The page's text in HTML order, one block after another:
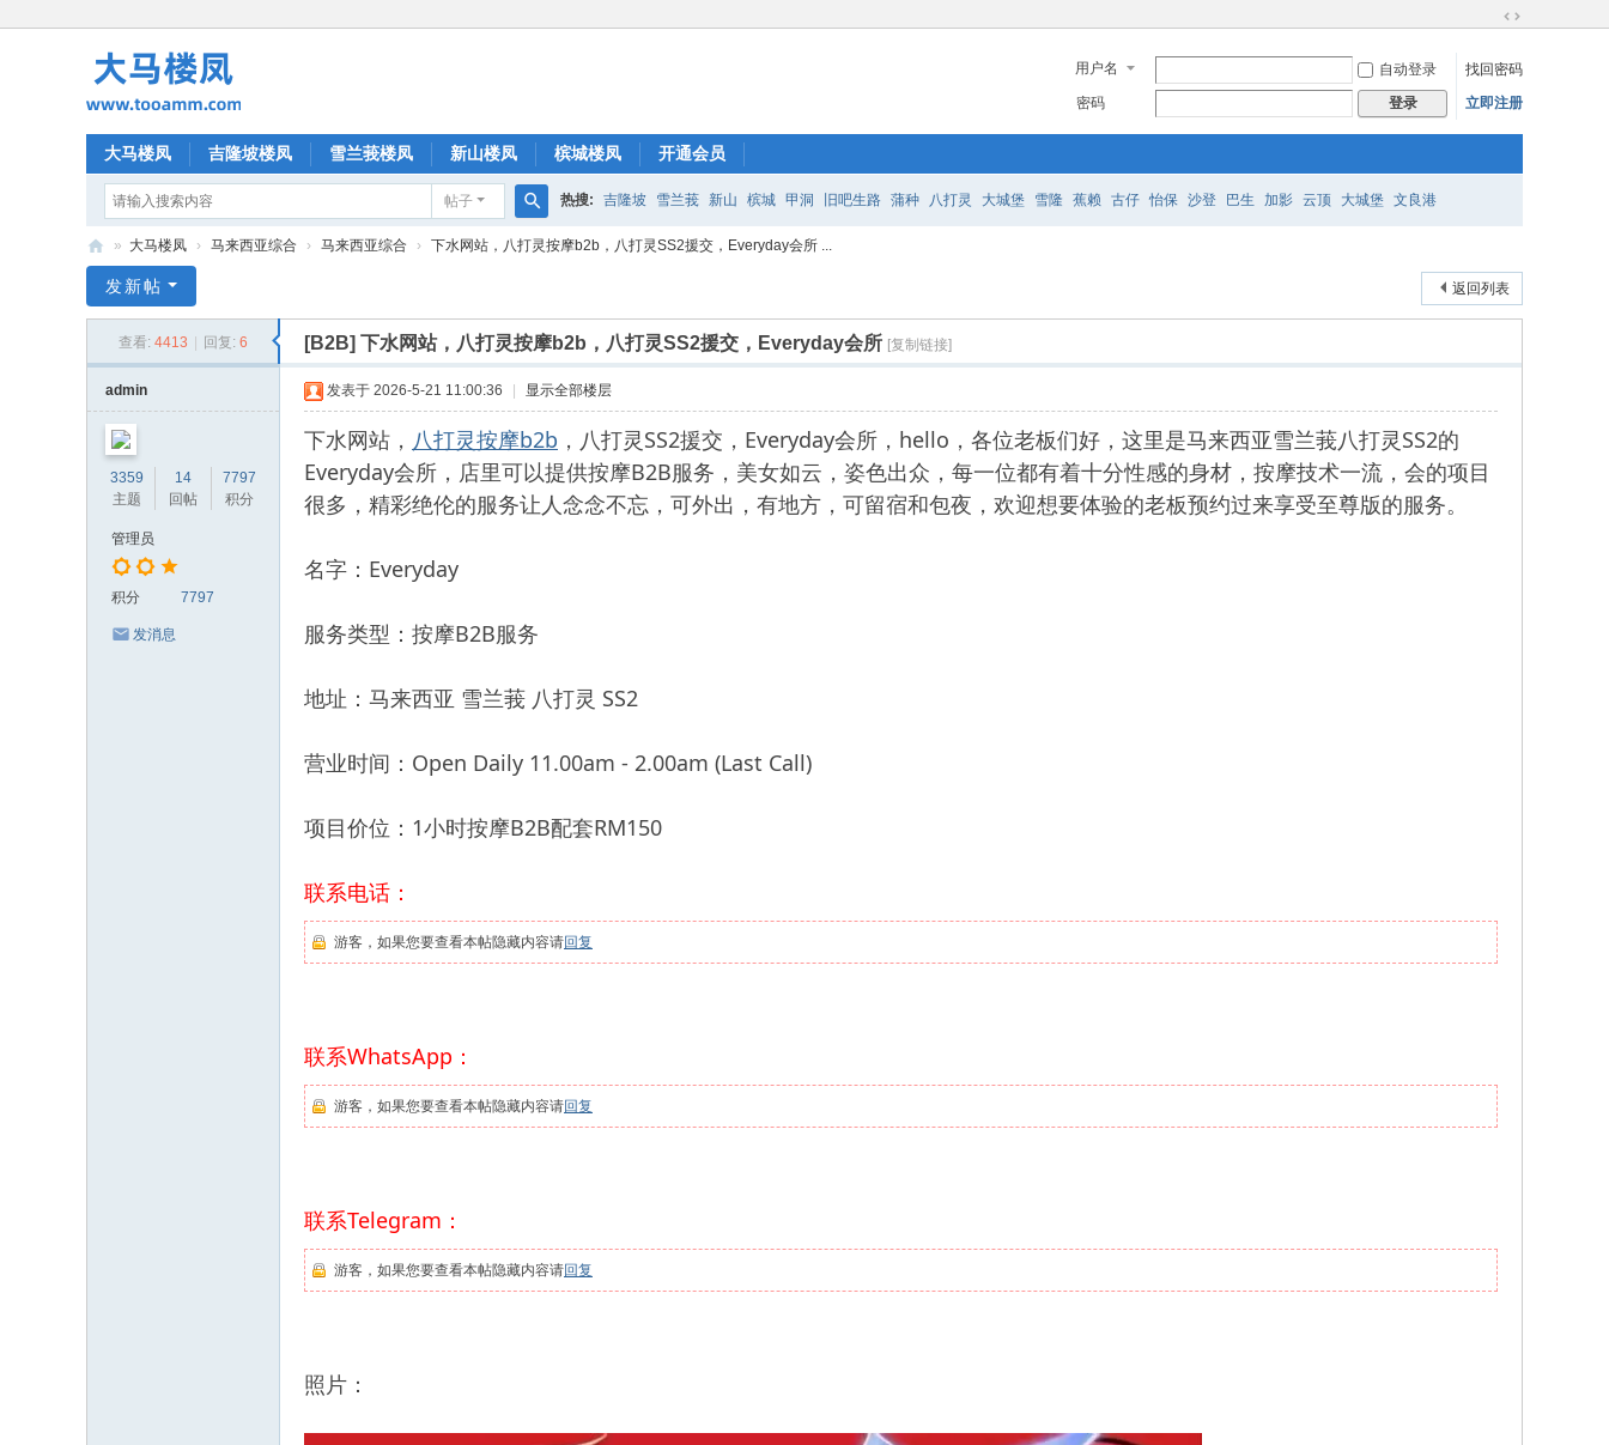
换
到
宽
用户名 自动登录
找回密码
密码
登录 立即注册
大马楼凤 吉隆坡楼凤 雪兰莪楼凤 新山楼凤 槟城楼凤 开通会员
帖子
搜
热搜: 吉隆坡 雪兰莪 新山 槟城 甲洞 旧吧生路 蒲种 八打灵 大城堡 雪隆 蕉赖 古仔 怡保 沙登 巴生 加影 云顶 大城堡 文良港
马
» 大马楼凤 › 马来西亚综合 › 马来西亚综合 › 下水网站，八打灵按摩b2b，八打灵SS2援交，Everyday会所 ...
返回列表
发新帖
查看: 4413 回复: 6 [B2B] 下水网站，八打灵按摩b2b，八打灵SS2援交，Everyday会所 [复制链接]
admin
3359
主题
14
回帖
7797
积分
管理员
积分 7797
发消息
发表于 2026-5-21 11:00:36 显示全部楼层
下水网站， 八打灵按摩b2b ，八打灵SS2援交，Everyday会所，hello，各位老板们好，这里是马来西亚雪兰莪八打灵SS2的
Everyday会所，店里可以提供按摩B2B服务，美女如云，姿色出众，每一位都有着十分性感的身材，按摩技术一流，会的项目
很多，精彩绝伦的服务让人念念不忘，可外出，有地方，可留宿和包夜，欢迎想要体验的老板预约过来享受至尊版的服务。
名字：Everyday
服务类型：按摩B2B服务
地址：马来西亚 雪兰莪 八打灵 SS2
营业时间：Open Daily 11.00am - 2.00am (Last Call)
项目价位：1小时按摩B2B配套RM150
联系电话：
游客，如果您要查看本帖隐藏内容请回复
联系WhatsApp：
游客，如果您要查看本帖隐藏内容请回复
联系Telegram：
游客，如果您要查看本帖隐藏内容请回复
照片：